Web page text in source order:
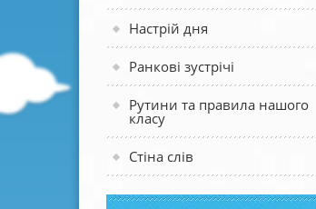
Настрій дня
Ранкові зустрічі
Рутини та правила нашого
класу
Стіна слів